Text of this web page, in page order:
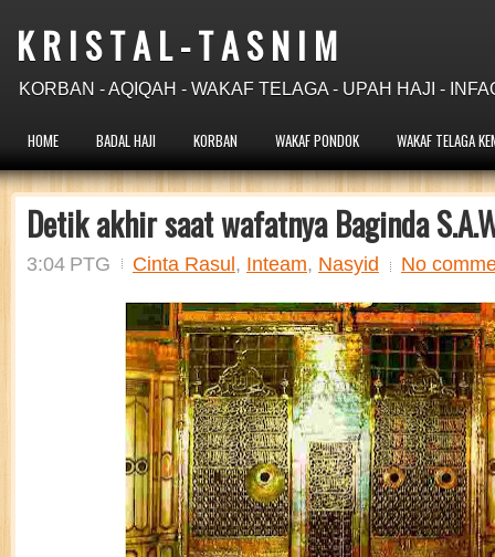
K R I S T A L - T A S N I M
KORBAN - AQIQAH - WAKAF TELAGA - UPAH HAJI -
HOME BADAL HAJI KORBAN WAKAF PONDOK WAKAF TELAGA
Detik akhir saat wafatnya Baginda
3:04 PTG Cinta Rasul, Inteam, Nasyid No